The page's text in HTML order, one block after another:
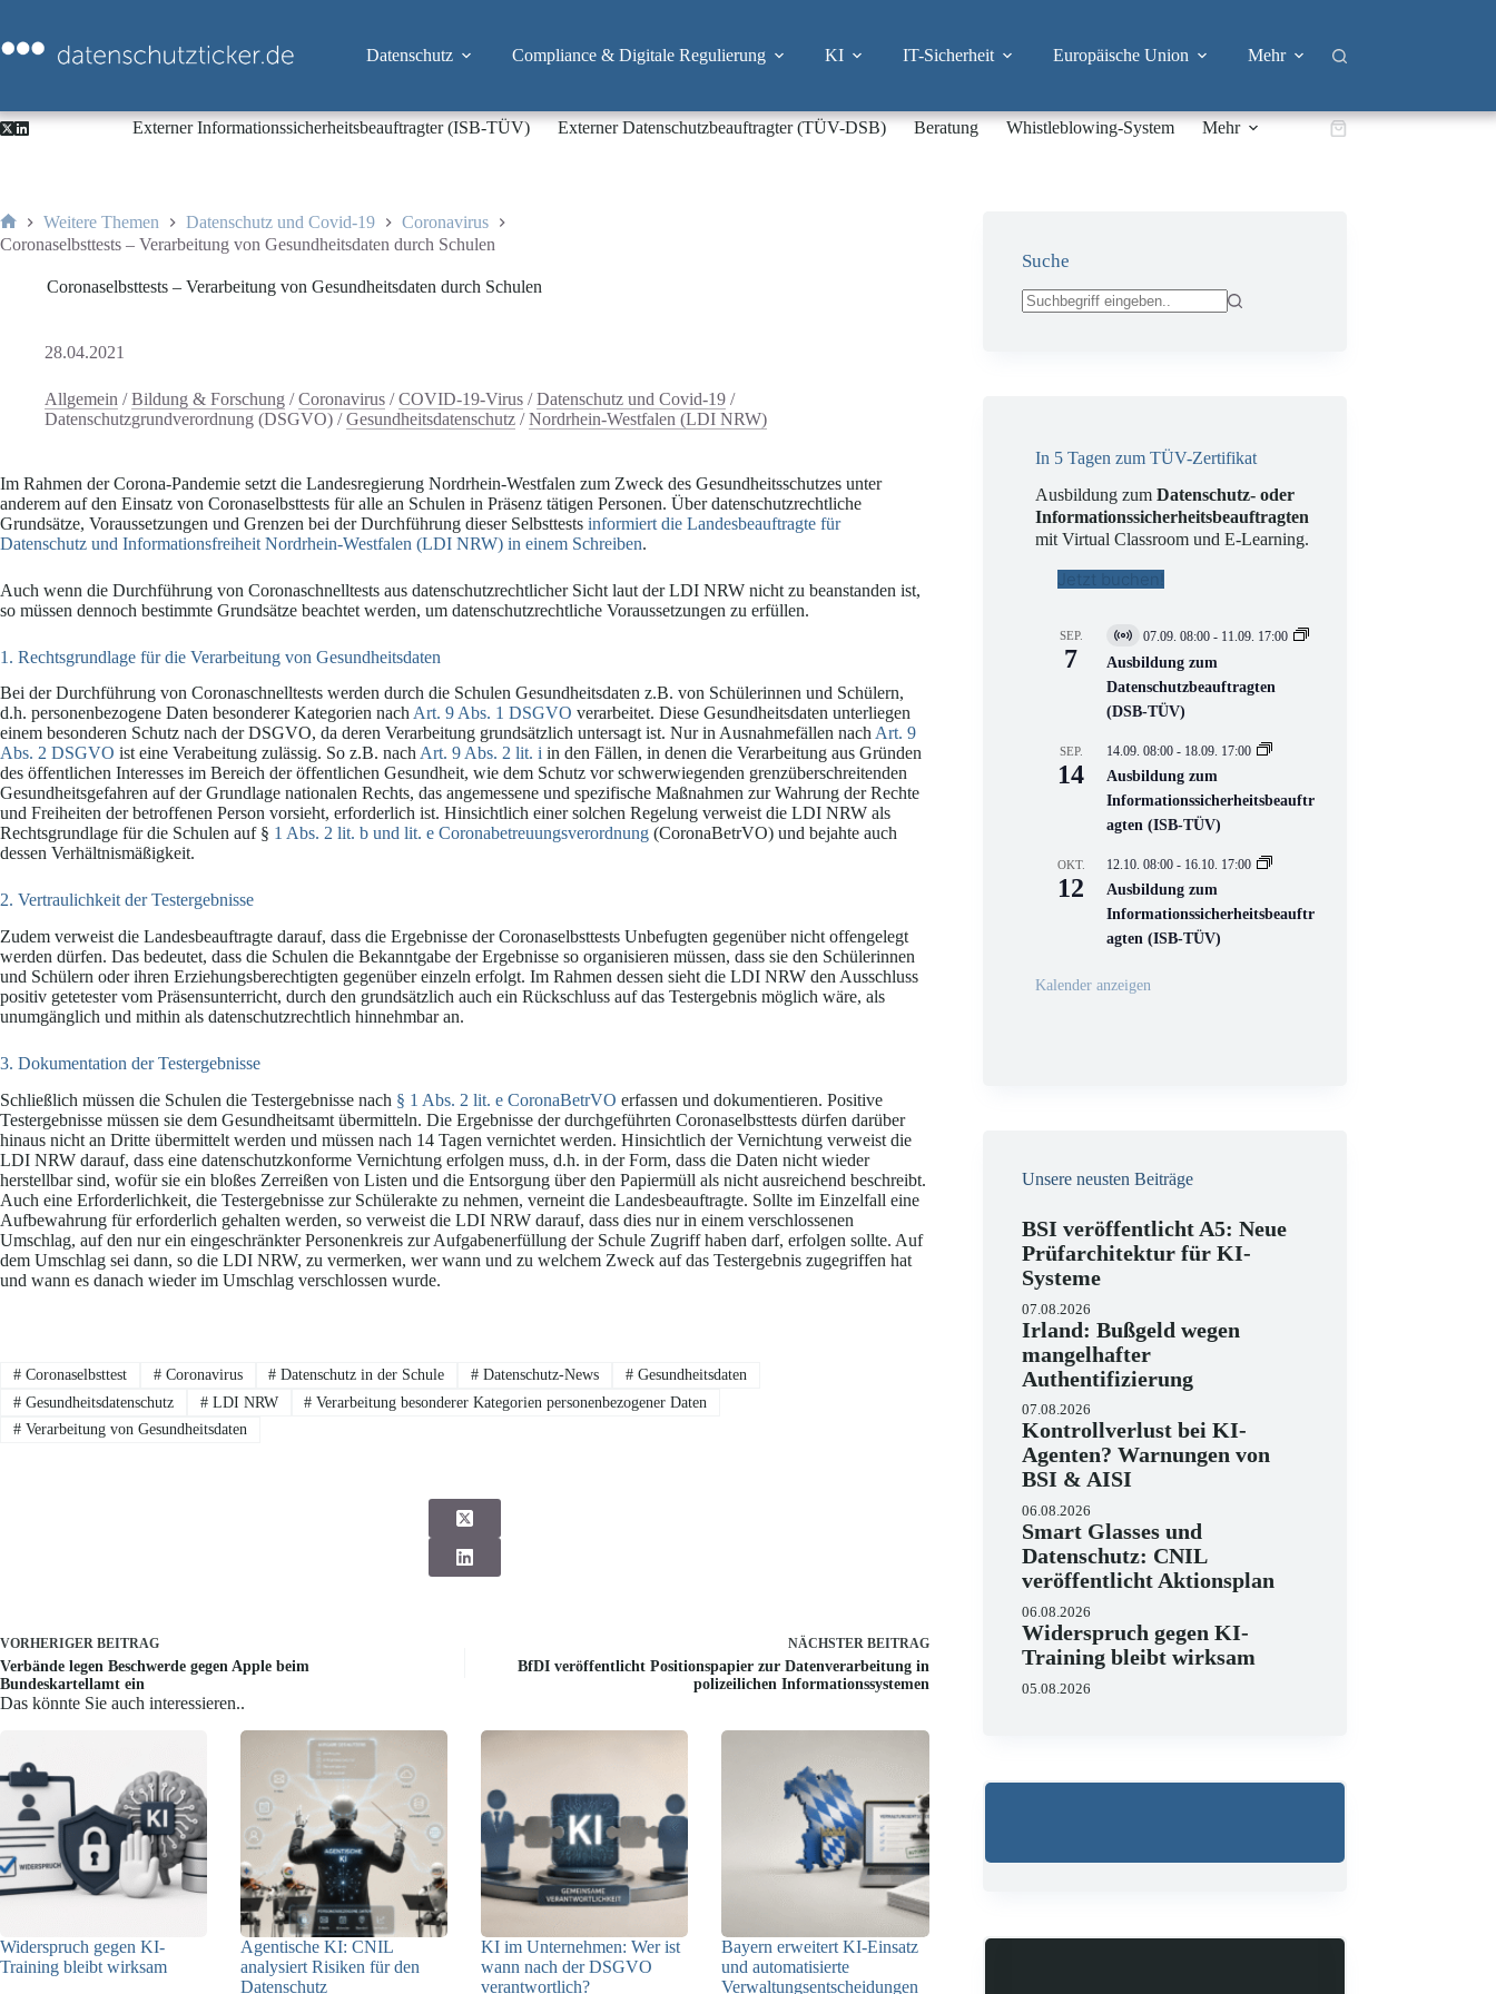
springen
Datenschutz Compliance & Digitale Regulierung KI IT-Sicherheit Europäische Union Mehr
Externer Informationssicherheitsbeauftragter (ISB-TÜV) Externer Datenschutzbeauftragter (TÜV-DSB) Beratung Whistleblowing-System Mehr Warenkorb
Start
Weitere Themen Datenschutz und Covid-19
Coronavirus
Coronaselbsttests – Verarbeitung von Gesundheitsdaten durch Schulen
Coronaselbsttests – Verarbeitung von Gesundheitsdaten durch Schulen
28.04.2021
Allgemein /Bildung & Forschung /Coronavirus /COVID-19-Virus /Datenschutz und Covid-19 /
Datenschutzgrundverordnung (DSGVO) /Gesundheitsdatenschutz /Nordrhein-Westfalen (LDI NRW)
Im Rahmen der Corona-Pandemie setzt die Landesregierung Nordrhein-Westfalen zum Zweck des Gesundheitsschutzes unter
anderem auf den Einsatz von Coronaselbsttests für alle an Schulen in Präsenz tätigen Personen. Über datenschutzrechtliche
Grundsätze, Voraussetzungen und Grenzen bei der Durchführung dieser Selbsttests informiert die Landesbeauftragte für
Datenschutz und Informationsfreiheit Nordrhein-Westfalen (LDI NRW) in einem Schreiben.
Auch wenn die Durchführung von Coronaschnelltests aus datenschutzrechtlicher Sicht laut der LDI NRW nicht zu beanstanden ist,
so müssen dennoch bestimmte Grundsätze beachtet werden, um datenschutzrechtliche Voraussetzungen zu erfüllen.
1. Rechtsgrundlage für die Verarbeitung von Gesundheitsdaten
Bei der Durchführung von Coronaschnelltests werden durch die Schulen Gesundheitsdaten z.B. von Schülerinnen und Schülern,
d.h. personenbezogene Daten besonderer Kategorien nachArt. 9 Abs. 1 DSGVO verarbeitet. Diese Gesundheitsdaten unterliegen
einem besonderen Schutz nach der DSGVO, da deren Verarbeitung grundsätzlich untersagt ist. Nur in Ausnahmefällen nachArt. 9
Abs. 2 DSGVO ist eine Verabeitung zulässig. So z.B. nachArt. 9 Abs. 2 lit. i in den Fällen, in denen die Verarbeitung aus Gründen
des öffentlichen Interesses im Bereich der öffentlichen Gesundheit, wie dem Schutz vor schwerwiegenden grenzüberschreitenden
Gesundheitsgefahren auf der Grundlage nationalen Rechts, das angemessene und spezifische Maßnahmen zur Wahrung der Rechte
und Freiheiten der betroffenen Person vorsieht, erforderlich ist. Hinsichtlich einer solchen Regelung verweist die LDI NRW als
Rechtsgrundlage für die Schulen auf § 1 Abs. 2 lit. b und lit. e Coronabetreuungsverordnung (CoronaBetrVO) und bejahte auch
dessen Verhältnismäßigkeit.
2. Vertraulichkeit der Testergebnisse
Zudem verweist die Landesbeauftragte darauf, dass die Ergebnisse der Coronaselbsttests Unbefugten gegenüber nicht offengelegt
werden dürfen. Das bedeutet, dass die Schulen die Bekanntgabe der Ergebnisse so organisieren müssen, dass sie den Schülerinnen
und Schülern oder ihren Erziehungsberechtigten gegenüber einzeln erfolgt. Im Rahmen dessen sieht die LDI NRW den Ausschluss
positiv getetester vom Präsensunterricht, durch den grundsätzlich auch ein Rückschluss auf das Testergebnis möglich wäre, als
unumgänglich und mithin als datenschutzrechtlich hinnehmbar an.
3. Dokumentation der Testergebnisse
Schließlich müssen die Schulen die Testergebnisse nach § 1 Abs. 2 lit. e CoronaBetrVO erfassen und dokumentieren. Positive
Testergebnisse müssen sie dem Gesundheitsamt übermitteln. Die Ergebnisse der durchgeführten Coronaselbsttests dürfen darüber
hinaus nicht an Dritte übermittelt werden und müssen nach 14 Tagen vernichtet werden. Hinsichtlich der Vernichtung verweist die
LDI NRW darauf, dass eine datenschutzkonforme Vernichtung erfolgen muss, d.h. in der Form, dass die Daten nicht wieder
herstellbar sind, wofür sie ein bloßes Zerreißen von Listen und die Entsorgung über den Papiermüll als nicht ausreichend beschreibt.
Auch eine Erforderlichkeit, die Testergebnisse zur Schülerakte zu nehmen, verneint die Landesbeauftragte. Sollte im Einzelfall eine
Aufbewahrung für erforderlich gehalten werden, so verweist die LDI NRW darauf, dass dies nur in einem verschlossenen
Umschlag, auf den nur ein eingeschränkter Personenkreis zur Aufgabenerfüllung der Schule Zugriff haben darf, erfolgen sollte. Auf
dem Umschlag sei dann, so die LDI NRW, zu vermerken, wer wann und zu welchem Zweck auf das Testergebnis zugegriffen hat
und wann es danach wieder im Umschlag verschlossen wurde.
#Coronaselbsttest #Coronavirus # Datenschutz in der Schule # Datenschutz-News # Gesundheitsdaten
#Gesundheitsdatenschutz #LDI NRW # Verarbeitung besonderer Kategorien personenbezogener Daten
#Verarbeitung von Gesundheitsdaten
VORHERIGER BEITRAG
Verbände legen Beschwerde gegen Apple beim
Bundeskartellamt ein
NÄCHSTER BEITRAG
BfDI veröffentlicht Positionspapier zur Datenverarbeitung in
polizeilichen Informationssystemen
Das könnte Sie auch interessieren..
Widerspruch gegen KI-
Training bleibt wirksam
Agentische KI: CNIL
analysiert Risiken für den
Datenschutz
KI im Unternehmen: Wer ist
wann nach der DSGVO
verantwortlich?
Bayern erweitert KI-Einsatz
und automatisierte
Verwaltungsentscheidungen
Suche
In 5 Tagen zum TÜV-Zertifikat
Ausbildung zumDatenschutz- oder
Informationssicherheitsbeauftragten
mit Virtual Classroom und E-Learning.
Jetzt buchen!
SEP.
7
V
i
t
u
l
V
e
r
n
s
t
a
t
n
07.09. 08:00 - 11.09. 17:00
Ausbildung zum
Datenschutzbeauftragten
(DSB-TÜV)
SEP.
14
14.09. 08:00 - 18.09. 17:00
Ausbildung zum
Informationssicherheitsbeauftr
agten (ISB-TÜV)
OKT.
12
12.10. 08:00 - 16.10. 17:00
Ausbildung zum
Informationssicherheitsbeauftr
agten (ISB-TÜV)
Kalender anzeigen
Unsere neusten Beiträge
BSI veröffentlicht A5: Neue
Prüfarchitektur für KI-
Systeme
07.08.2026
Irland: Bußgeld wegen
mangelhafter
Authentifizierung
07.08.2026
Kontrollverlust bei KI-
Agenten? Warnungen von
BSI & AISI
06.08.2026
Smart Glasses und
Datenschutz: CNIL
veröffentlicht Aktionsplan
06.08.2026
Widerspruch gegen KI-
Training bleibt wirksam
05.08.2026